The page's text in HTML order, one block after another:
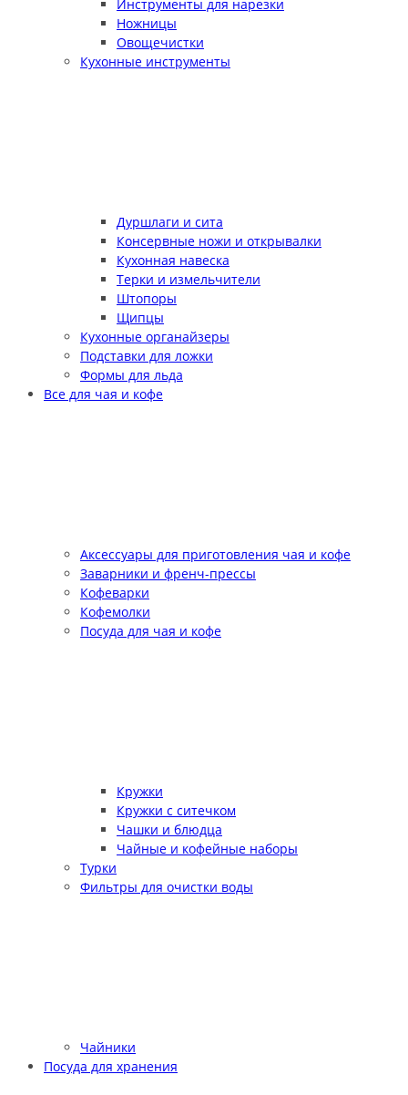
Инструменты для нарезки
Ножницы
Овощечистки
Кухонные инструменты
Дуршлаги и сита
Консервные ножи и открывалки
Кухонная навеска
Терки и измельчители
Штопоры
Щипцы
Кухонные органайзеры
Подставки для ложки
Формы для льда
Все для чая и кофе
Аксессуары для приготовления чая и кофе
Заварники и френч-прессы
Кофеварки
Кофемолки
Посуда для чая и кофе
Кружки
Кружки с ситечком
Чашки и блюдца
Чайные и кофейные наборы
Турки
Фильтры для очистки воды
Чайники
Посуда для хранения